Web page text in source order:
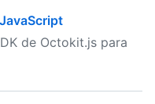
de Octokit.js para